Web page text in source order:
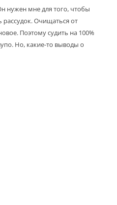
нужен мне для того, чтобы
Очищаться от
Поэтому судить на 100%
Но, какие-то выводы о